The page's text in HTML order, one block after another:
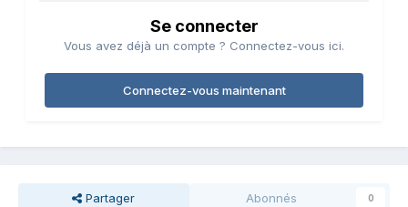
Se connecter
Vous avez déjà un compte ? Connectez-vous ici.
Connectez-vous maintenant
Partager Abonnés 0